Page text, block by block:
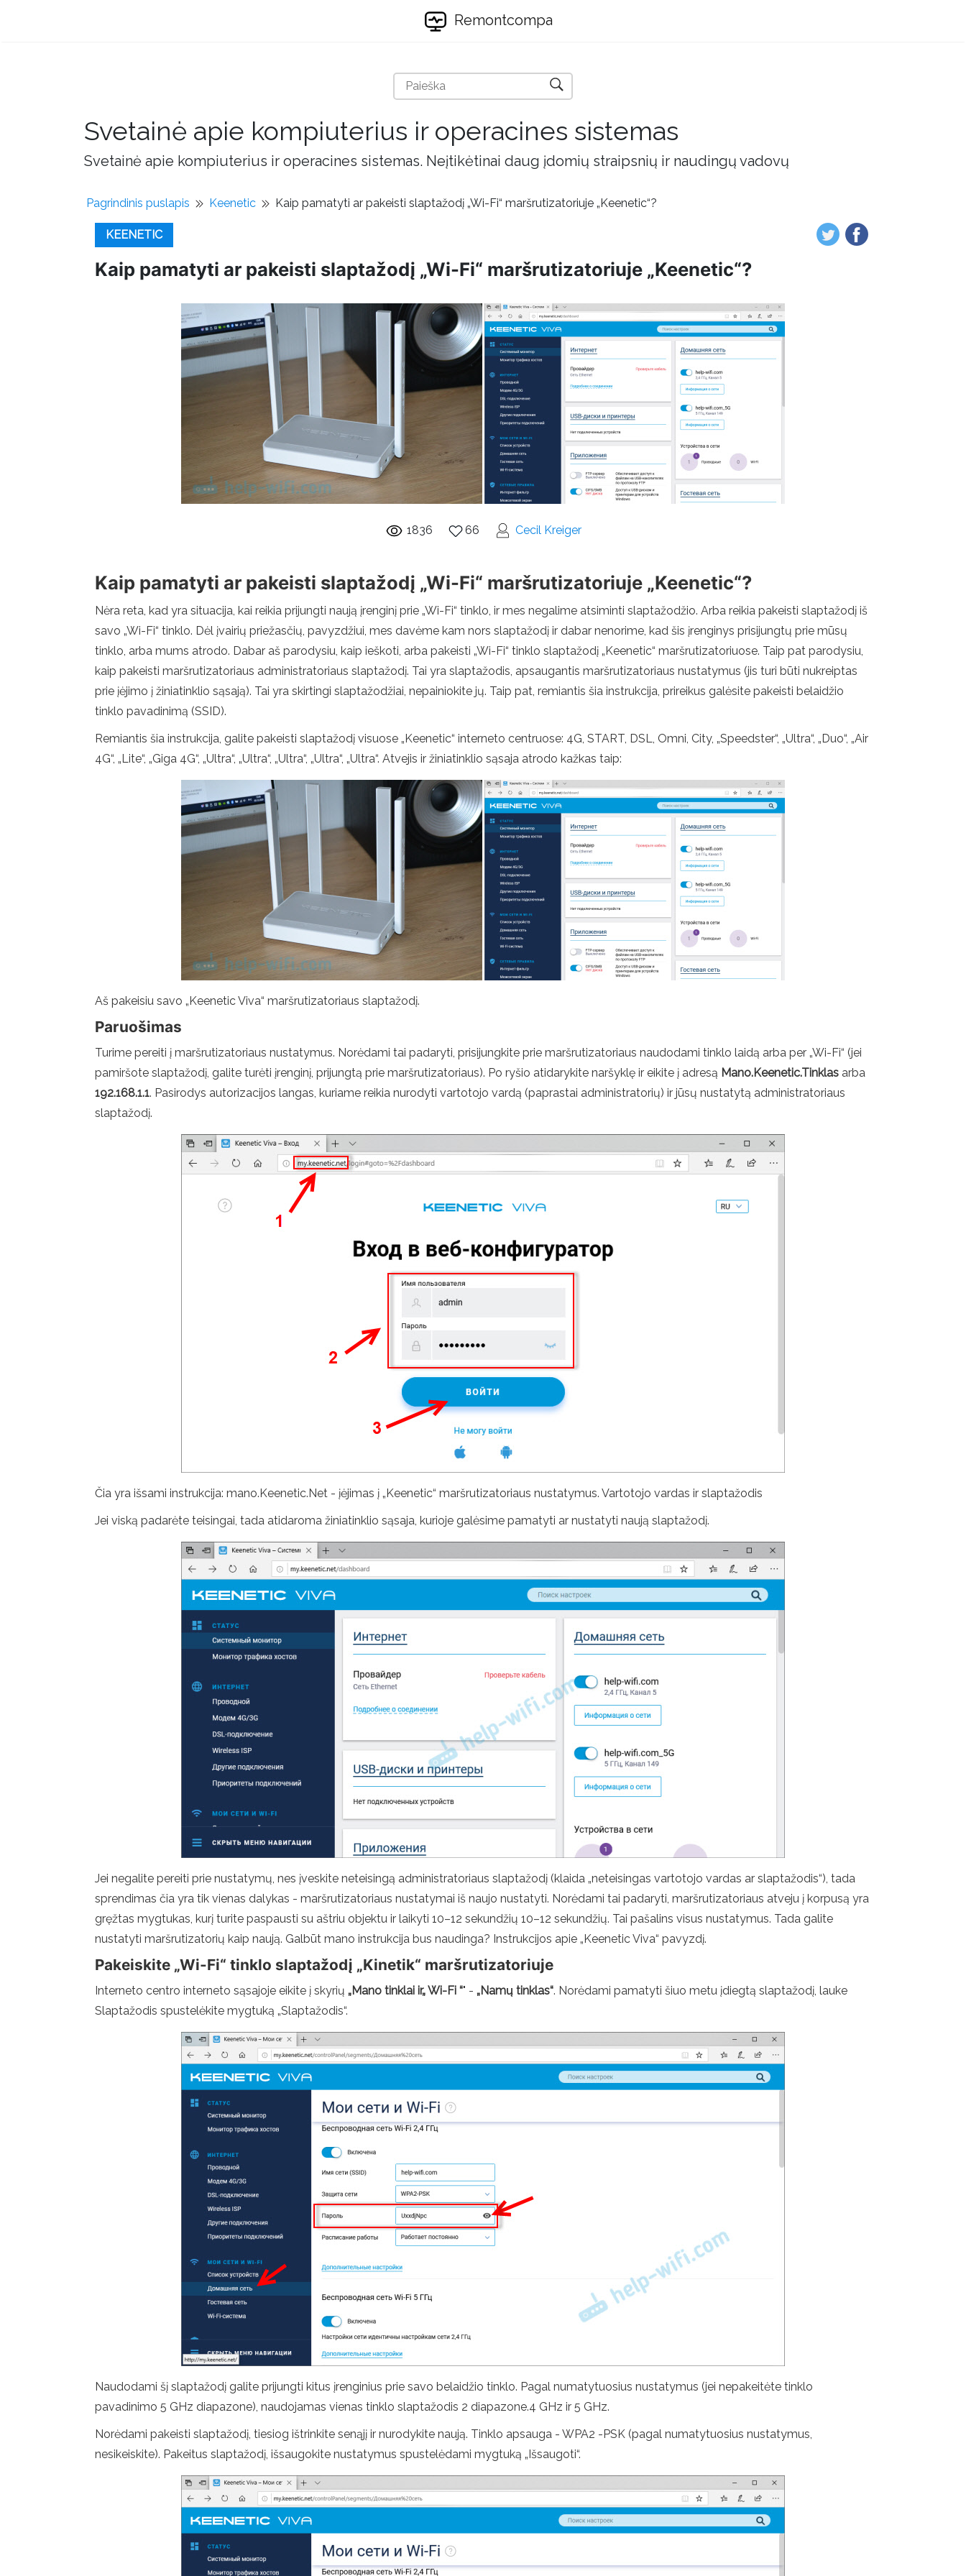
Remontcompa
Svetainė apie kompiuterius ir operacines sistemas
Svetainė apie kompiuterius ir operacines sistemas. Neįtikėtinai daug įdomių straipsnių ir naudingų vadovų
Pagrindinis puslapis Keenetic Kaip pamatyti ar pakeisti slaptažodį „Wi-Fi“ maršrutizatoriuje „Keenetic“?
KEENETIC
Kaip pamatyti ar pakeisti slaptažodį „Wi-Fi“ maršrutizatoriuje „Keenetic“?
1836 66 Cecil Kreiger
Kaip pamatyti ar pakeisti slaptažodį „Wi-Fi“ maršrutizatoriuje „Keenetic“?
Nėra reta, kad yra situacija, kai reikia prijungti naują įrenginį prie „Wi-Fi“ tinklo, ir mes negalime atsiminti slaptažodžio. Arba reikia pakeisti slaptažodį iš
savo „Wi-Fi“ tinklo. Dėl įvairių priežasčių, pavyzdžiui, mes davėme kam nors slaptažodį ir dabar nenorime, kad šis įrenginys prisijungtų prie mūsų
tinklo, arba mums atrodo. Dabar aš parodysiu, kaip ieškoti, arba pakeisti „Wi-Fi“ tinklo slaptažodį „Keenetic“ maršrutizatoriuose. Taip pat parodysiu,
kaip pakeisti maršrutizatoriaus administratoriaus slaptažodį. Tai yra slaptažodis, apsaugantis maršrutizatoriaus nustatymus (jis turi būti nukreiptas
prie įėjimo į žiniatinklio sąsają). Tai yra skirtingi slaptažodžiai, nepainiokite jų. Taip pat, remiantis šia instrukcija, prireikus galėsite pakeisti belaidžio
tinklo pavadinimą (SSID).
Remiantis šia instrukcija, galite pakeisti slaptažodį visuose „Keenetic“ interneto centruose: 4G, START, DSL, Omni, City, „Speedster“, „Ultra“, „Duo“, „Air
4G“, „Lite“, „Giga 4G“, „Ultra“, „Ultra“, „Ultra“, „Ultra“, „Ultra“. Atvejis ir žiniatinklio sąsaja atrodo kažkas taip:
Aš pakeisiu savo „Keenetic Viva“ maršrutizatoriaus slaptažodį.
Paruošimas
Turime pereiti į maršrutizatoriaus nustatymus. Norėdami tai padaryti, prisijungkite prie maršrutizatoriaus naudodami tinklo laidą arba per „Wi-Fi“ (jei
pamiršote slaptažodį, galite turėti įrenginį, prijungtą prie maršrutizatoriaus). Po ryšio atidarykite naršyklę ir eikite į adresą Mano.Keenetic.Tinklas arba
192.168.1.1. Pasirodys autorizacijos langas, kuriame reikia nurodyti vartotojo vardą (paprastai administratorių) ir jūsų nustatytą administratoriaus
slaptažodį.
Čia yra išsami instrukcija: mano.Keenetic.Net - įėjimas į „Keenetic“ maršrutizatoriaus nustatymus. Vartotojo vardas ir slaptažodis
Jei viską padarėte teisingai, tada atidaroma žiniatinklio sąsaja, kurioje galėsime pamatyti ar nustatyti naują slaptažodį.
Jei negalite pereiti prie nustatymų, nes įveskite neteisingą administratoriaus slaptažodį (klaida „neteisingas vartotojo vardas ar slaptažodis“), tada
sprendimas čia yra tik vienas dalykas - maršrutizatoriaus nustatymai iš naujo nustatyti. Norėdami tai padaryti, maršrutizatoriaus atveju į korpusą yra
gręžtas mygtukas, kurį turite paspausti su aštriu objektu ir laikyti 10–12 sekundžių 10–12 sekundžių. Tai pašalins visus nustatymus. Tada galite
nustatyti maršrutizatorių kaip naują. Galbūt mano instrukcija bus naudinga? Instrukcijos apie „Keenetic Viva“ pavyzdį.
Pakeiskite „Wi-Fi“ tinklo slaptažodį „Kinetik“ maršrutizatoriuje
Interneto centro interneto sąsajoje eikite į skyrių „Mano tinklai ir„ Wi-Fi “" - „Namų tinklas“. Norėdami pamatyti šiuo metu įdiegtą slaptažodį, lauke
Slaptažodis spustelėkite mygtuką „Slaptažodis“.
Naudodami šį slaptažodį galite prijungti kitus įrenginius prie savo belaidžio tinklo. Pagal numatytuosius nustatymus (jei nepakeitėte tinklo
pavadinimo 5 GHz diapazone), naudojamas vienas tinklo slaptažodis 2 diapazone.4 GHz ir 5 GHz.
Norėdami pakeisti slaptažodį, tiesiog ištrinkite senąjį ir nurodykite naują. Tinklo apsauga - WPA2 -PSK (pagal numatytuosius nustatymus,
nesikeiskite). Pakeitus slaptažodį, išsaugokite nustatymus spustelėdami mygtuką „Išsaugoti“.